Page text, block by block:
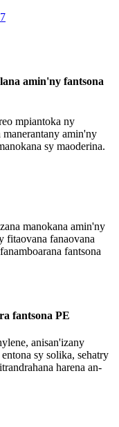
amin'ny fantsona
mpiantoka ny
manerantany amin'ny
sy maoderina.
manokana amin'ny
fitaovana fanaovana
fantsona
fantsona PE
anisan'izany
sy solika, sehatry
harena an-